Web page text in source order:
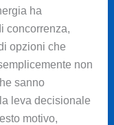
ha
concorrenza,
opzioni che
non
sanno
leva decisionale
motivo,